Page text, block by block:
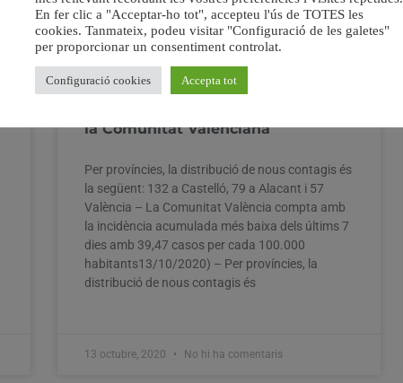
Sanitat registra 437 altes i 268
la Comunitat Valenciana
Per províncies, la distribució de nous contagis és
la següent: 132 a Castelló, 79 a Alacant i 57
València – La Comunitat València compta amb
la incidència acumulada més baixa dels últims 7
dies amb 39,47 casos per cada 100.000
habitants13/10/2020) – Per províncies, la
distribució de nous contagis és
13 octubre, 2020 No hi ha comentaris
En fer clic a "Acceptar-ho tot", accepteu l'ús de TOTES les
cookies. Tanmateix, podeu visitar "Configuració de les galetes"
per proporcionar un consentiment controlat.
Configuració cookies Accepta tot